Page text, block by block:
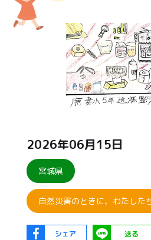
2026年06月15日
宮城県
自然災害のときに、わたした
シェア 送る